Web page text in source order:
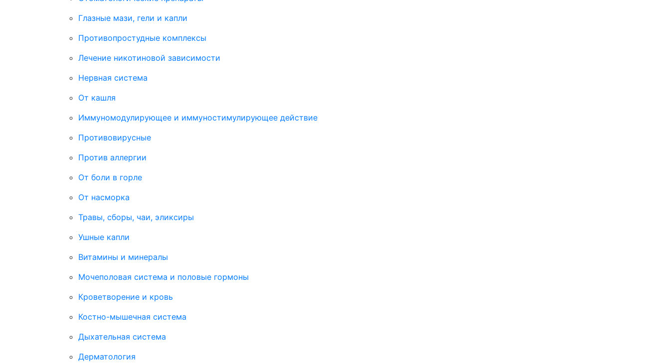
Глазные мази, гели и капли
Противопростудные комплексы
Лечение никотиновой зависимости
Нервная система
От кашля
Иммуномодулирующее и иммуностимулирующее действие
Противовирусные
Против аллергии
От боли в горле
От насморка
Травы, сборы, чаи, эликсиры
Ушные капли
Витамины и минералы
Мочеполовая система и половые гормоны
Кроветворение и кровь
Костно-мышечная система
Дыхательная система
Дерматология